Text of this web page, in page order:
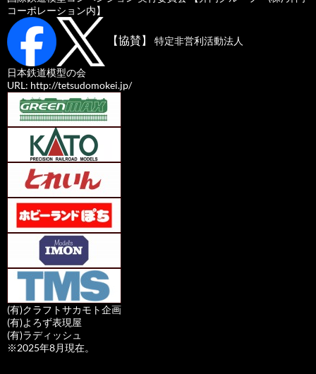
コーポレーション内】
【協賛】 特定非営利活動法人
日本鉄道模型の会
URL: http://tetsudomokei.jp/
(有)クラフトサカモト企画
(有)よろず表現屋
(有)ラディッシュ
※2025年8月現在。